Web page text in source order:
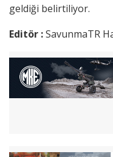
geldiği belirtiliyor.
Editör :SavunmaTR